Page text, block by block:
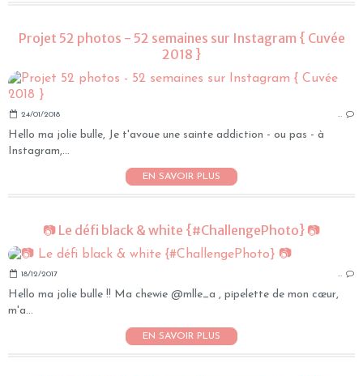
Projet 52 photos - 52 semaines sur Instagram { Cuvée
2018 }
24/01/2018 …
Hello ma jolie bulle, Je t'avoue une sainte addiction - ou pas - à
Instagram,...
EN SAVOIR PLUS
📷 Le défi black & white {#ChallengePhoto} 📷
18/12/2017 …
Hello ma jolie bulle !! Ma chewie @mlle_a , pipelette de mon cœur,
m'a...
EN SAVOIR PLUS